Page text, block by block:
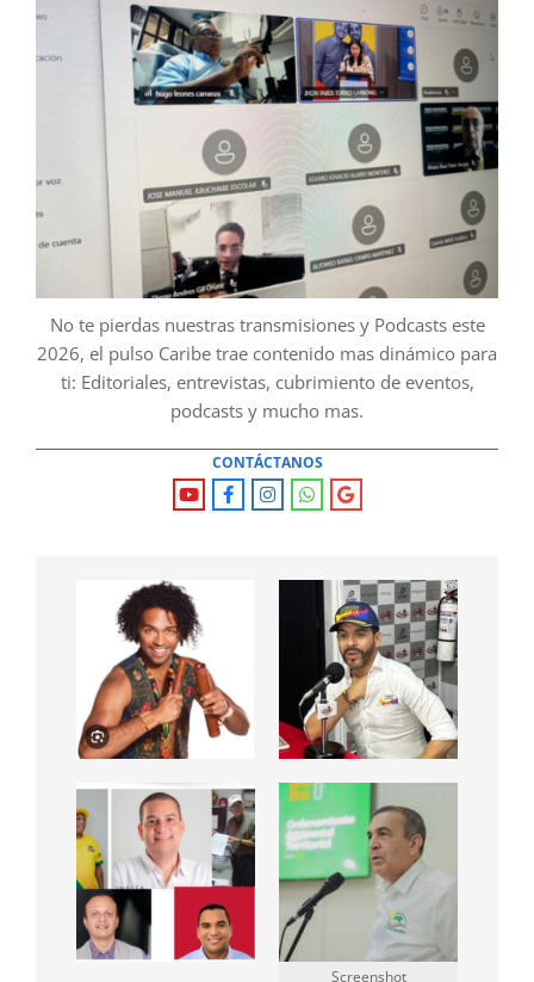
No te pierdas nuestras transmisiones y Podcasts este
2026, el pulso Caribe trae contenido mas dinámico para
ti: Editoriales, entrevistas, cubrimiento de eventos,
podcasts y mucho mas.
CONTÁCTANOS
Screenshot